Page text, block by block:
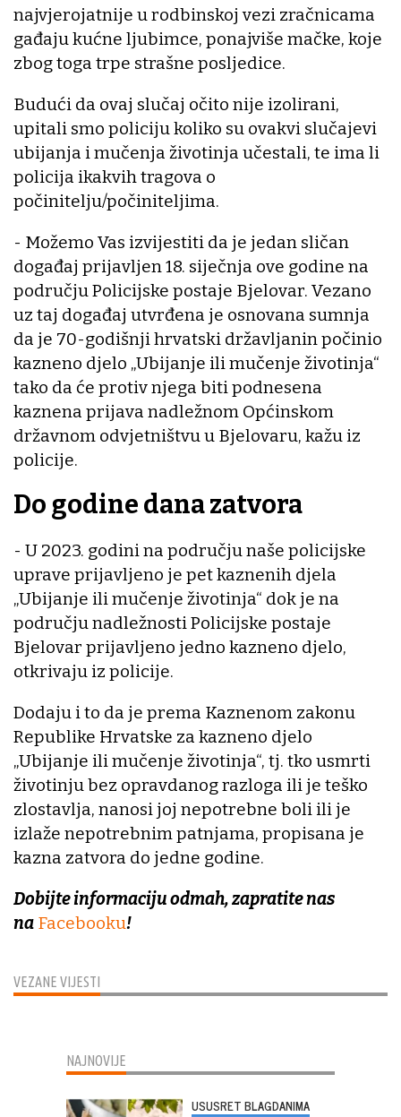
VEZANE VIJESTI
najvjerojatnije u rodbinskoj vezi zračnicama
gađaju kućne ljubimce, ponajviše mačke, koje
zbog toga trpe strašne posljedice.
Budući da ovaj slučaj očito nije izolirani,
upitali smo policiju koliko su ovakvi slučajevi
ubijanja i mučenja životinja učestali, te ima li
policija ikakvih tragova o
počinitelju/počiniteljima.
- Možemo Vas izvijestiti da je jedan sličan
događaj prijavljen 18. siječnja ove godine na
području Policijske postaje Bjelovar. Vezano
uz taj događaj utvrđena je osnovana sumnja
da je 70-godišnji hrvatski državljanin počinio
kazneno djelo „Ubijanje ili mučenje životinja“
tako da će protiv njega biti podnesena
kaznena prijava nadležnom Općinskom
državnom odvjetništvu u Bjelovaru, kažu iz
policije.
Do godine dana zatvora
- U 2023. godini na području naše policijske
uprave prijavljeno je pet kaznenih djela
„Ubijanje ili mučenje životinja“ dok je na
području nadležnosti Policijske postaje
Bjelovar prijavljeno jedno kazneno djelo,
otkrivaju iz policije.
Dodaju i to da je prema Kaznenom zakonu
Republike Hrvatske za kazneno djelo
„Ubijanje ili mučenje životinja“, tj. tko usmrti
životinju bez opravdanog razloga ili je teško
zlostavlja, nanosi joj nepotrebne boli ili je
izlaže nepotrebnim patnjama, propisana je
kazna zatvora do jedne godine.
Dobijte informaciju odmah, zapratite nas
na Facebooku!
NAJNOVIJE
USUSRET BLAGDANIMA